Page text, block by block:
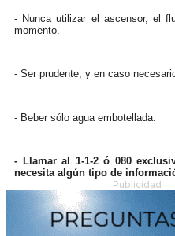
- Nunca utilizar el ascensor, el
momento.
- Ser prudente, y en caso
- Beber sólo agua embotellada.
- Llamar al 1-1-2 ó 080
necesita algún tipo de
Publicidad